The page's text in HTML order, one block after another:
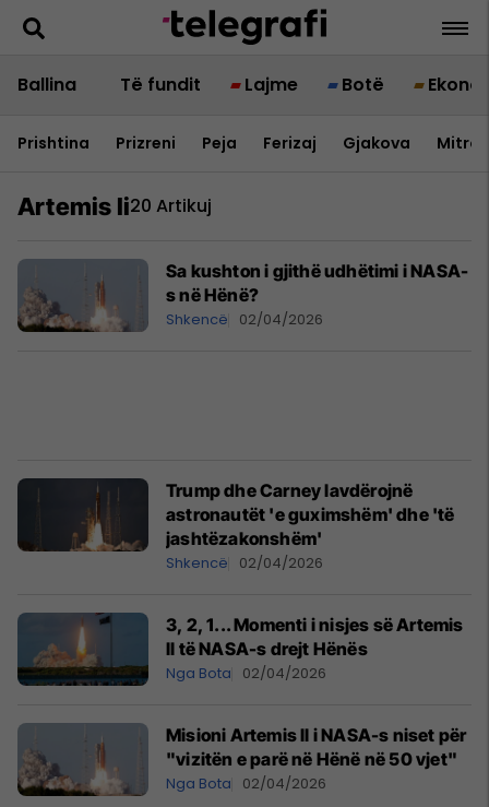
Ballina Të fundit Lajme Botë
Prishtina Prizreni Peja Ferizaj Gjakova
Artemis Ii20 Artikuj
Sa kushton i gjithë udhëtimi i NASA-
s në Hënë?
Shkencë 02/04/2026
Trump dhe Carney lavdërojnë
astronautët 'e guximshëm' dhe 'të
jashtëzakonshëm'
Shkencë 02/04/2026
3, 2, 1... Momenti i nisjes së Artemis
II të NASA-s drejt Hënës
Nga Bota 02/04/2026
Misioni Artemis II i NASA-s niset për
"vizitën e parë në Hënë në 50 vjet"
Nga Bota 02/04/2026